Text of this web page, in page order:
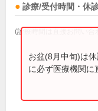
診療/受付時間・休
(診療時間は直接お問い合
お盆(8月中旬)は
に必ず医療機関に